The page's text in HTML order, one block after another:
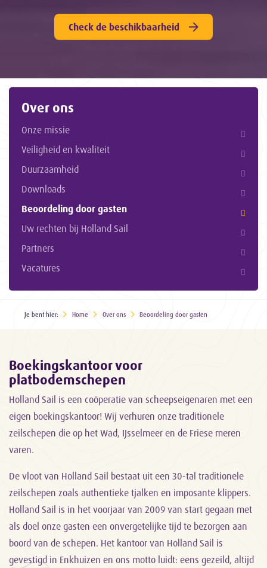
Check de beschikbaarheid
Over ons
Onze missie
Veiligheid en kwaliteit
Duurzaamheid
Downloads
Beoordeling door gasten
Uw rechten bij Holland Sail
Partners
Vacatures
Je bent hier: Home Over ons Beoordeling door gasten
Boekingskantoor voor
platbodemschepen
Holland Sail is een coöperatie van scheepseigenaren met een
eigen boekingskantoor! Wij verhuren onze traditionele
zeilschepen die op het Wad, IJsselmeer en de Friese meren
varen.
De vloot van Holland Sail bestaat uit een 30-tal traditionele
zeilschepen zoals authentieke tjalken en imposante klippers.
Holland Sail is in het voorjaar van 2009 van start gegaan met
als doel onze gasten een onvergetelijke tijd te bezorgen aan
boord van de schepen. Het kantoor van Holland Sail is
gevestigd in Enkhuizen en ons motto luidt: eens gezeild, altijd